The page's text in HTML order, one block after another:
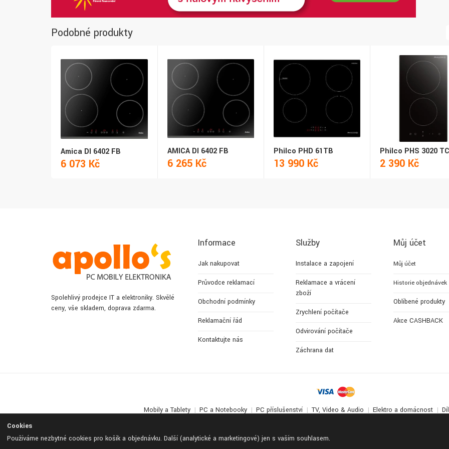
Cookies
Používáme nezbytné cookies pro košík a objednávku. Další (analytické a marketingové) jen s vaším souhlasem.
Podobné produkty
Amica DI 6402 FB
6 073 Kč
AMICA DI 6402 FB
6 265 Kč
Philco PHD 61TB
13 990 Kč
Philco PHS 3020 TC
2 390 Kč
Spolehlivý prodejce IT a elektroniky. Skvělé
ceny, vše skladem, doprava zdarma.
Informace
Jak nakupovat
Průvodce reklamací
Obchodní podmínky
Reklamační řád
Kontaktujte nás
Služby
Instalace a zapojení
Reklamace a vrácení
zboží
Zrychlení počítače
Odvirování počítače
Záchrana dat
Můj účet
Můj účet
Historie objednávek
Oblíbené produkty
Akce CASHBACK
Mobily a Tablety PC a Notebooky PC příslušenství TV, Video & Audio Elektro a domácnost